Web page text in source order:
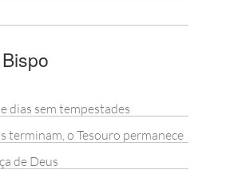
dias sem tempestades
terminam, o Tesouro permanece
de Deus